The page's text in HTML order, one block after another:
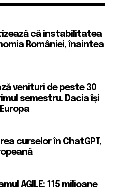
că instabilitatea
României, înaintea
venituri de peste 30
semestru. Dacia își
curselor în ChatGPT,
AGILE: 115 milioane